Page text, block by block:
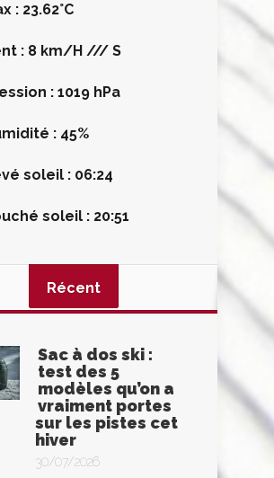
: 23.62°C
: 8 km/H /// S
: 1019 hPa
: 45%
soleil : 06:24
soleil : 20:51
Récent
Sac à dos ski :
test des 5
modèles qu’on a
vraiment portes
sur les pistes cet
hiver
30/07/2026